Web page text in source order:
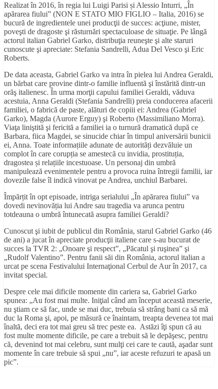
Realizat în 2016, în regia lui Luigi Parisi și Alessio Inturri, „În
apărarea fiului” (NON E STATO MIO FIGLIO – Italia, 2016) se
bucură de ingredientele unei producţii de succes: acţiune, mister,
poveşti de dragoste şi răsturnări spectaculoase de situaţie. Pe lângă
actorul italian Gabriel Garko, distribuţia reuneşte şi alte staruri
cunoscute şi apreciate: Stefania Sandrelli, Adua Del Vesco şi Eric
Roberts.
De data aceasta, Gabriel Garko va intra în pielea lui Andrea Geraldi,
un bărbat care provine dintr-o familie influentă şi înstărită dintr-un
orăş italienesc. În urma morţii capului familiei Geraldi, văduva
acestuia, Anna Geraldi (Stefania Sandrelli) preia conducerea afacerii
familiei, o fabrică de paste, alături de copiii ei: Andrea (Gabriel
Garko), Magda (Aurore Erguy) şi Roberto (Massimiliano Morra).
Viaţa liniştită şi fericită a familiei ia o turnură dramatică după ce
Barbara, fiica Magdei, se sinucide chiar în timpul aniversării bunicii
ei, Anna. Toate informațiile adunate de autorități dezvăluie un
complot în care corupția se amestecă cu invidia, prostituția,
dragostea și relațiile incestuoase. Un personaj din umbră
manipulează evenimentele pentru a provoca ruina întregii familii, iar
dovezile false îl indică vinovat pe Andrea, unchiul Barbarei.
Împărțit în opt episoade, intriga serialului „În apărarea fiului” va
dovedi nevinovăția lui Andre sau tragedia va arunca pentru
totdeauna o umbră întunecată asupra familiei Geraldi?
Cunoscut şi iubit de publicul din România, starul Gabriel Garko (46
de ani) a jucat în apreciate producţii italiene care s-au bucurat de
succes la TVR 2: „Onoare şi respect”, „Păcatul şi ruşinea” şi
„Rudolf Valentino”. Pentru fanii săi din România, actorul italian a
urcat pe scena Festivalului Internaţional Cerbul de Aur în 2017, ca
invitat special.
Despre cele mai dificile momente din cariera sa, Gabriel Garko
spunea: „Au fost mai multe. Iniţial când am început această meserie,
nu ştiam ce să fac, unde se mai duc, trebuia să strâng bani ca să mă
duc la Roma şi, apoi, pe măsură ce înaintam, treapta devenea tot mai
înaltă, deci era tot mai greu să trec peste ea. Astăzi îţi spun că au
fost multe momente dificile, pe care a trebuit să le depăşesc, pentru
că, devenind tot mai celebru, sunt mulţi cei care te caută, aşadar sunt
momente în care trebuie să spui „nu”, iar aceste refuzuri te apasă un
pic”.